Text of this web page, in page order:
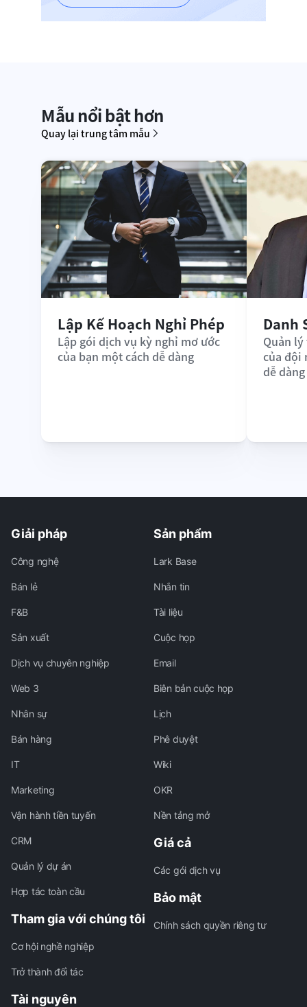
Mẫu nổi bật hơn
Quay lại trung tâm mẫu
Lập Kế Hoạch Nghỉ Phép
Lập gói dịch vụ kỳ nghỉ mơ ước
của bạn một cách dễ dàng
Danh
Quản
của đội
dễ dàng
Giải pháp
Công nghệ
Bán lẻ
F&B
Sản xuất
Dịch vụ chuyên nghiệp
Web 3
Nhân sự
Bán hàng
IT
Marketing
Vận hành tiền tuyến
CRM
Quản lý dự án
Hợp tác toàn cầu
Tham gia với chúng tôi
Cơ hội nghề nghiệp
Trở thành đối tác
Tài nguyên
Sản phẩm
Lark Base
Nhắn tin
Tài liệu
Cuộc họp
Email
Biên bản cuộc họp
Lịch
Phê duyệt
Wiki
OKR
Nền tảng mở
Giá cả
Các gói dịch vụ
Bảo mật
Chính sách quyền riêng tư